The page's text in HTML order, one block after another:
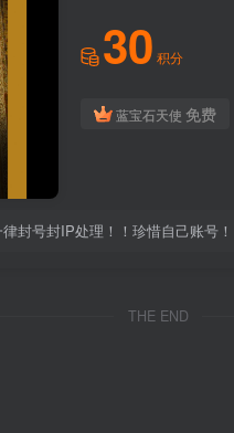
30 积分
蓝宝石天使 免费
封号封IP处理！！珍惜自己账号
THE END